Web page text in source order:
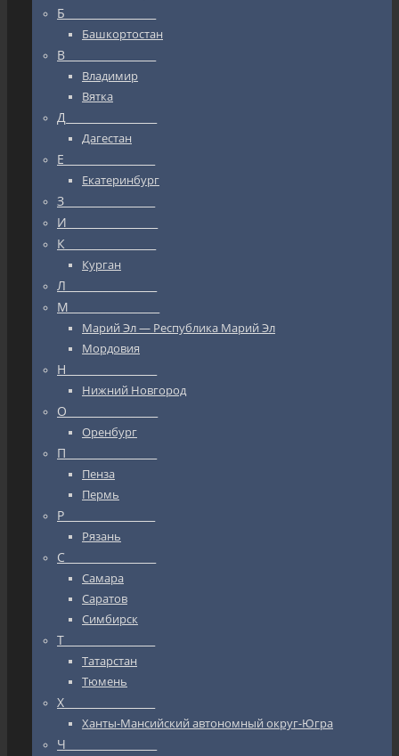
Б_________________
Башкортостан
В_________________
Владимир
Вятка
Д_________________
Дагестан
Е_________________
Екатеринбург
З_________________
И_________________
К_________________
Курган
Л_________________
М_________________
Марий Эл — Республика Марий Эл
Мордовия
Н_________________
Нижний Новгород
О_________________
Оренбург
П_________________
Пенза
Пермь
Р_________________
Рязань
С_________________
Самара
Саратов
Симбирск
Т_________________
Татарстан
Тюмень
Х_________________
Ханты-Мансийский автономный округ-Югра
Ч_________________